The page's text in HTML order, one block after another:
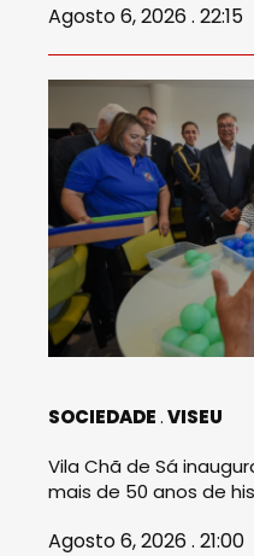
Agosto 6, 2026 . 22:15
SOCIEDADE VISEU
Vila Chã de Sá
mais de 50 anos de
Agosto 6, 2026 . 21:00